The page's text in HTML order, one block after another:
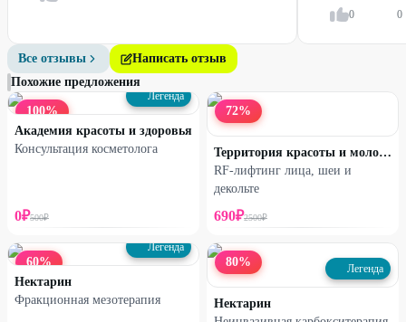
Чистка лица на выбор
от750₽
Пилинг лица на выбор
от800₽
ДО71% ДО68%
0 0
Все отзывы
Написать отзыв
Похожие предложения
100%
Легенда
Академия красоты и здоровья
Консультация косметолога
0₽500₽
72%
Территория красоты и молодости
RF-лифтинг лица, шеи и
декольте
690₽2500₽
60%
Легенда
Нектарин
Фракционная мезотерапия
80% Легенда
Нектарин